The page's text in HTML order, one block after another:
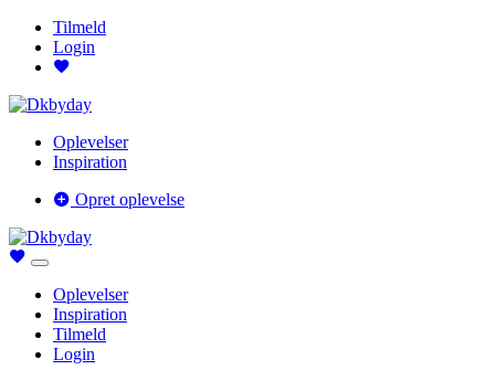
Tilmeld
Login
Oplevelser
Inspiration
Opret oplevelse
Oplevelser
Inspiration
Tilmeld
Login